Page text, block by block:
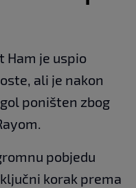
Ham je uspio
ali je nakon
poništen zbog
pobjedu
korak prema